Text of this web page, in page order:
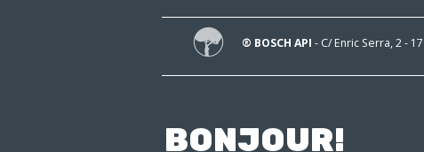
® BOSCH API - C/ Enric Serra, 2 -
BONJOUR!